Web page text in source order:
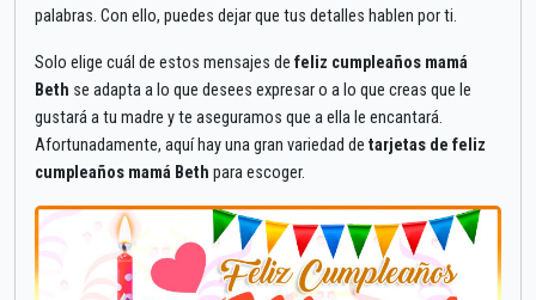
palabras. Con ello, puedes dejar que tus detalles hablen por ti.
Solo elige cuál de estos mensajes de feliz cumpleaños mamá
Beth se adapta a lo que desees expresar o a lo que creas que le
gustará a tu madre y te aseguramos que a ella le encantará.
Afortunadamente, aquí hay una gran variedad de tarjetas de feliz
cumpleaños mamá Beth para escoger.